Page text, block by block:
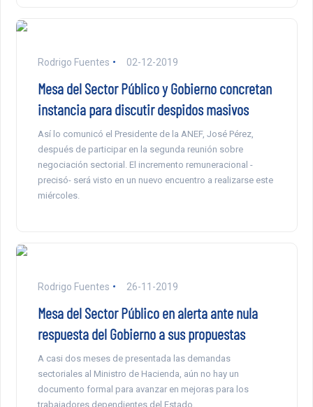
Rodrigo Fuentes 02-12-2019
Mesa del Sector Público y Gobierno concretan
instancia para discutir despidos masivos
Así lo comunicó el Presidente de la ANEF, José Pérez,
después de participar en la segunda reunión sobre
negociación sectorial. El incremento remuneracional -
precisó- será visto en un nuevo encuentro a realizarse este
miércoles.
Rodrigo Fuentes 26-11-2019
Mesa del Sector Público en alerta ante nula
respuesta del Gobierno a sus propuestas
A casi dos meses de presentada las demandas
sectoriales al Ministro de Hacienda, aún no hay un
documento formal para avanzar en mejoras para los
trabajadores dependientes del Estado.